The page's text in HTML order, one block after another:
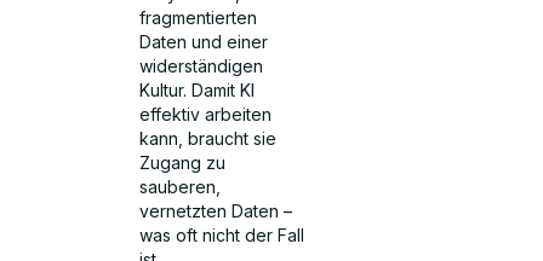
fragmentierten
Daten und einer
widerständigen
Kultur. Damit KI
effektiv arbeiten
kann, braucht sie
Zugang zu
sauberen,
vernetzten Daten –
was oft nicht der Fall